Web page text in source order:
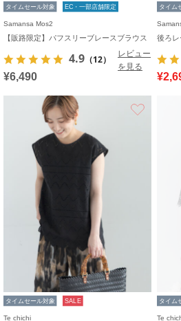
タイムセール対象 EC・一部店舗限定
Samansa Mos2
【販路限定】パフスリーブレースブラウス
4.9 （12）
レビュー
を見る
¥6,490
タイム
後ろ
タイムセール対象 SALE
Te chichi
タイム
Te